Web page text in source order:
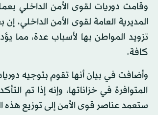
وقامت دوريات لقوى الأمن الداخلي
المديرية العامة لقوى الأمن
تزويد المواطن بها لأسباب عدة، مما
كافة.
وأضافت في بيان أنها تقوم بتوجيه
المتوافرة في خزاناتها، وإنه إذا تم
ستعمد عناصر قوى الأمن إلى توزيع هذه